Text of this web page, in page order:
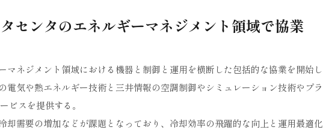
センタのエネルギーマネジメント領域で協業
マネジメント領域における機器と制御と運用を横断した包括的な協業を開始し
気や熱エネルギー技術と三井情報の空調制御やシミュレーション技術やプラ
ビスを提供する。
却需要の増加などが課題となっており、冷却効率の飛躍的な向上と運用最適化